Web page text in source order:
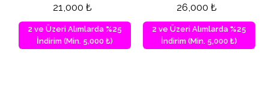
21,000 ₺
2 ve Üzeri Alımlarda %25
İndirim (Min. 5,000 ₺)
26,000 ₺
2 ve Üzeri Alımlarda %25
İndirim (Min. 5,000 ₺)